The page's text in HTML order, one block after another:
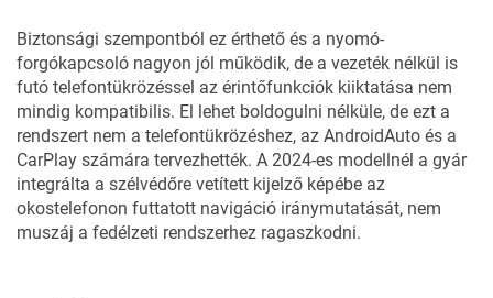
Biztonsági szempontból ez érthető és a nyomó-
forgókapcsoló nagyon jól működik, de a vezeték nélkül is
futó telefontükrözéssel az érintőfunkciók kiiktatása nem
mindig kompatibilis. El lehet boldogulni nélküle, de ezt a
rendszert nem a telefontükrözéshez, az AndroidAuto és a
CarPlay számára tervezhették. A 2024-es modellnél a gyár
integrálta a szélvédőre vetített kijelző képébe az
okostelefonon futtatott navigáció iránymutatását, nem
muszáj a fedélzeti rendszerhez ragaszkodni.